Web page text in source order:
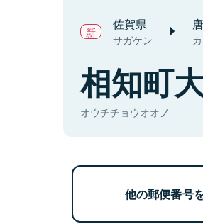
佐賀県
サガケン
相知町
オウチチョウオオノ
他の郵便番号